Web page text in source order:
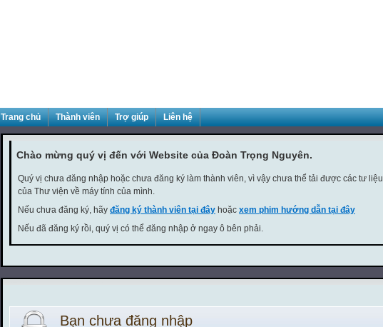
Trang chủ Thành viên Trợ giúp Liên hệ
Chào mừng quý vị đến với Website của Đoàn Trọng Nguyên.
Quý vị chưa đăng nhập hoặc chưa đăng ký làm thành viên, vì vậy chưa thể tải được các tư liệu
của Thư viện về máy tính của mình.
Nếu chưa đăng ký, hãy đăng ký thành viên tại đây hoặc xem phim hướng dẫn tại đây
Nếu đã đăng ký rồi, quý vị có thể đăng nhập ở ngay ô bên phải.
Bạn chưa đăng nhập